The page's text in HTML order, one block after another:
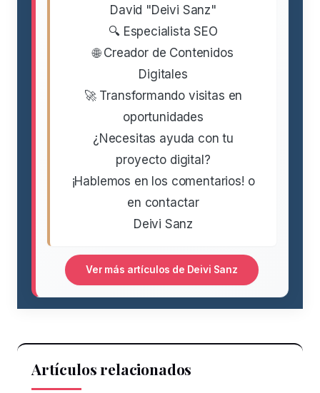
David "Deivi Sanz"
🔍 Especialista SEO
🌐 Creador de Contenidos
Digitales
🚀 Transformando visitas en
oportunidades
¿Necesitas ayuda con tu
proyecto digital?
¡Hablemos en los comentarios! o
en contactar
Deivi Sanz
Ver más artículos de Deivi Sanz
Artículos relacionados